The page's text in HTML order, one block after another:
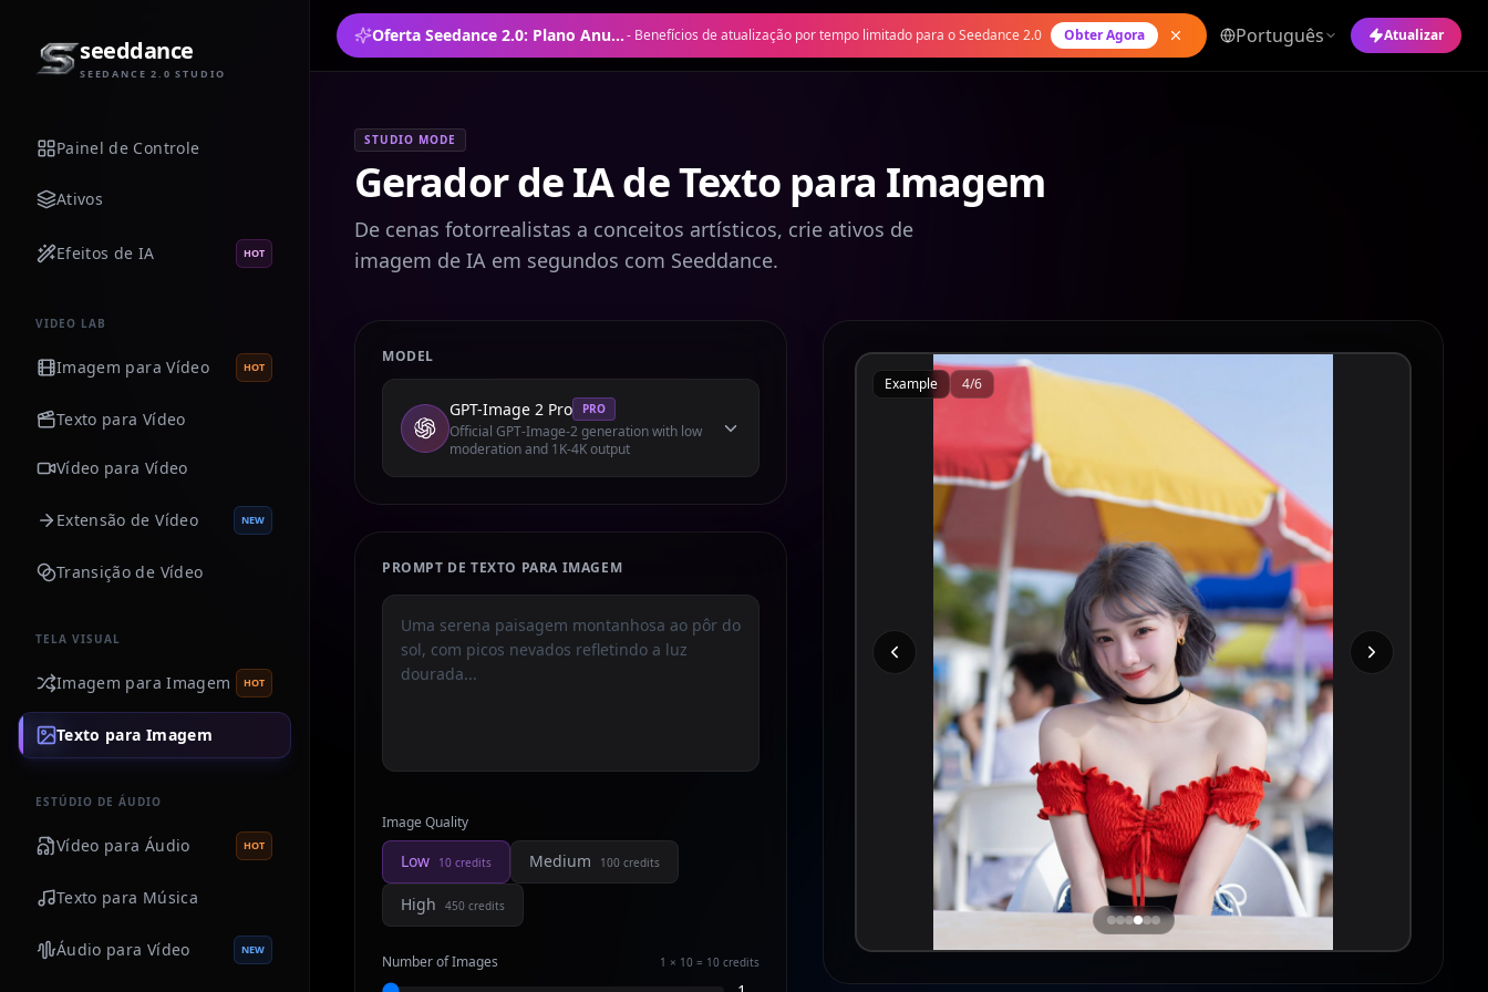
Oferta Seedance 2.0: Plano Anual com 50% de Desconto- Benefícios de atualização por tempo limitado para o Seedance 2.0 Obter Agora Português Atualizar
seeddance
SEEDANCE 2.0 STUDIO
Painel de Controle
Ativos
Efeitos de IA HOT
VIDEO LAB
Imagem para Vídeo HOT
Texto para Vídeo
Vídeo para Vídeo
Extensão de Vídeo NEW
Transição de Vídeo
TELA VISUAL
Imagem para Imagem HOT
Texto para Imagem
ESTÚDIO DE ÁUDIO
Vídeo para Áudio HOT
Texto para Música
Áudio para Vídeo NEW
STUDIO MODE
Gerador de IA de Texto para Imagem
De cenas fotorrealistas a conceitos artísticos, crie ativos de
imagem de IA em segundos com Seeddance.
MODEL
GPT-Image 2 Pro PRO
Official GPT-Image-2 generation with low
moderation and 1K-4K output
PROMPT DE TEXTO PARA IMAGEM
Image Quality
Low 10 credits Medium 100 credits
High 450 credits
Number of Images 1 × 10 = 10 credits
Example 4/6